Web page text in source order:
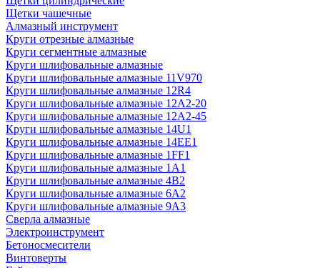
Щетки чашечные
Алмазный инструмент
Круги отрезные алмазные
Круги сегментные алмазные
Круги шлифовальные алмазные
Круги шлифовальные алмазные 11V970
Круги шлифовальные алмазные 12R4
Круги шлифовальные алмазные 12А2-20
Круги шлифовальные алмазные 12А2-45
Круги шлифовальные алмазные 14U1
Круги шлифовальные алмазные 14ЕЕ1
Круги шлифовальные алмазные 1FF1
Круги шлифовальные алмазные 1А1
Круги шлифовальные алмазные 4В2
Круги шлифовальные алмазные 6A2
Круги шлифовальные алмазные 9А3
Сверла алмазные
Электроинструмент
Бетоносмесители
Винтоверты